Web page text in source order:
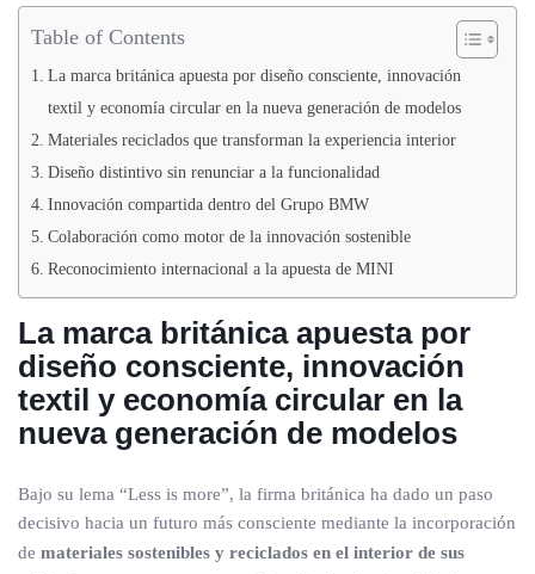
Table of Contents
La marca británica apuesta por diseño consciente, innovación
textil y economía circular en la nueva generación de modelos
Materiales reciclados que transforman la experiencia interior
Diseño distintivo sin renunciar a la funcionalidad
Innovación compartida dentro del Grupo BMW
Colaboración como motor de la innovación sostenible
Reconocimiento internacional a la apuesta de MINI
La marca británica apuesta por
diseño consciente, innovación
textil y economía circular en la
nueva generación de modelos
Bajo su lema “Less is more”, la firma británica ha dado un paso
decisivo hacia un futuro más consciente mediante la incorporación
de materiales sostenibles y reciclados en el interior de sus